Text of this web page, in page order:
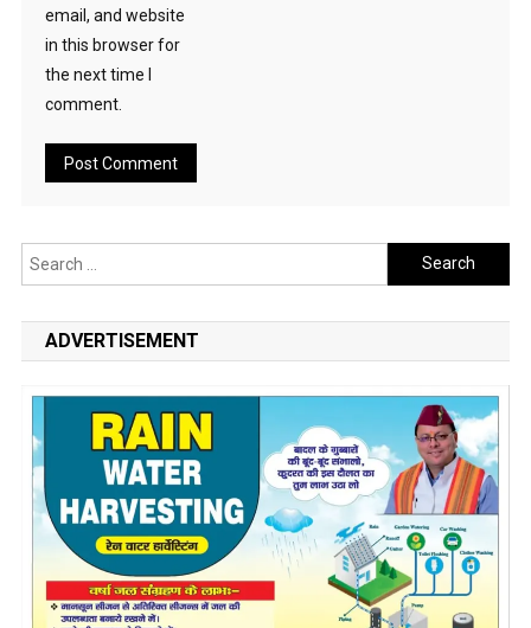
email, and website
in this browser for
the next time I
comment.
Search
for:
ADVERTISEMENT